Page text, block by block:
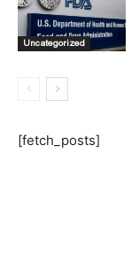
Uncategorized
[fetch_posts]